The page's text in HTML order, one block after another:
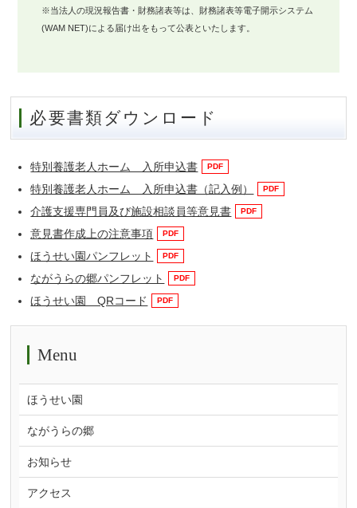
※当法人の現況報告書・財務諸表等は、財務諸表等電子開示システム
(WAM NET)による届け出をもって公表といたします。
必要書類ダウンロード
特別養護老人ホーム 入所申込書
特別養護老人ホーム 入所申込書（記入例）
介護支援専門員及び施設相談員等意見書
意見書作成上の注意事項
ほうせい園パンフレット
ながうらの郷パンフレット
ほうせい園 QRコード
Menu
ほうせい園
ながうらの郷
お知らせ
アクセス